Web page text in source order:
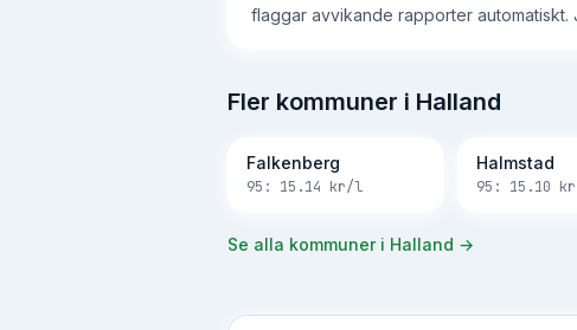
flaggar avvikande rapporter
Fler kommuner i Halland
Falkenberg
95: 15.14 kr/l
Halmstad
95: 15.10
Se alla kommuner i Halland →